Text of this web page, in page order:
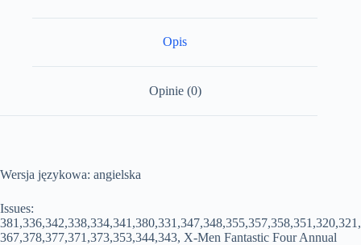
Opis
Opinie (0)
Wersja językowa: angielska
Issues:
381,336,342,338,334,341,380,331,347,348,355,357,358,351,320,321,
367,378,377,371,373,353,344,343, X-Men Fantastic Four Annual